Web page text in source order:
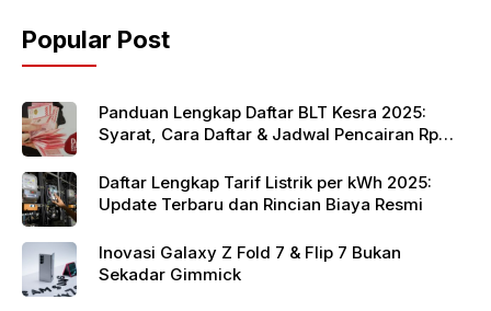
o
o
k
p
p
Popular Post
Panduan Lengkap Daftar BLT Kesra 2025:
Syarat, Cara Daftar & Jadwal Pencairan Rp
Daftar Lengkap Tarif Listrik per kWh 2025:
Update Terbaru dan Rincian Biaya Resmi
Inovasi Galaxy Z Fold 7 & Flip 7 Bukan
Sekadar Gimmick